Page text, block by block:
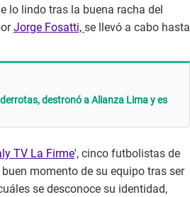
lo lindo tras la buena racha del
Jorge Fosatti, se llevó a cabo hasta
destronó a Alianza Lima y es
TV La Firme', cinco futbolistas de
momento de su equipo tras ser
se desconoce su identidad,